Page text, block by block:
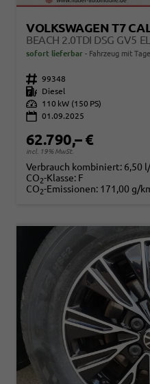
VOLKSWAGEN T7
BEACH 2.0TDI DSG GV5
sofort lieferbar Fahrzeug mit
Fahrzeugnr. 99348
Kraftstoff
Diesel
Leistung
110 kW (150 PS)
01.09.2025
62.790,– €
incl. 19% MwSt.
Verbrauch kombiniert: 6,50
CO2-Klasse: F
CO2-Emissionen: 171,00 g/